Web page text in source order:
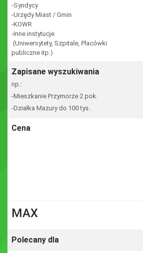
-Syndycy
-Urzędy Miast / Gmin
-KOWR
-Inne instytucje
(Uniwersytety, Szpitale, Placówki
publiczne itp.)
Zapisane wyszukiwania
np.:
-Mieszkanie Przymorze 2 pok.
-Działka Mazury do 100 tys.
Cena
MAX
Polecany dla